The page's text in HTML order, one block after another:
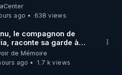
RGNR (stages,
SUR ODYSEE
ago
638 views
le compagnon de
raconte sa garde à
musclée. PARTAGEZ!
de Mémoire
ago
1.7 k views